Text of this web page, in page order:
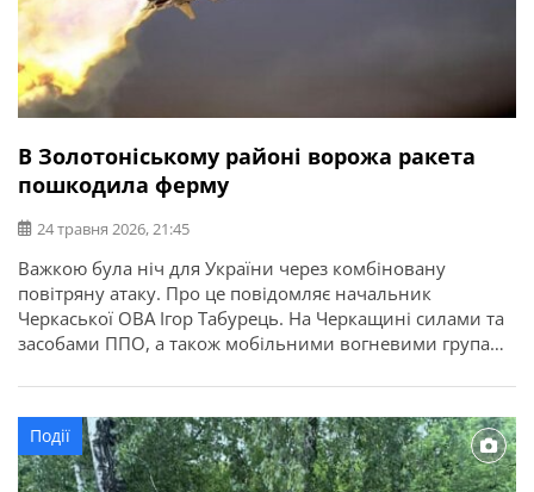
В Золотоніському районі ворожа ракета
пошкодила ферму
24 травня 2026, 21:45
Важкою була ніч для України через комбіновану
повітряну атаку. Про це повідомляє начальник
Черкаської ОВА Ігор Табурець. На Черкащині силами та
засобами ППО, а також мобільними вогневими групами
Золотоніському районі крилата ракета пошкодила
недіючу ферму. Потерпілих внаслідок події немає.
Події